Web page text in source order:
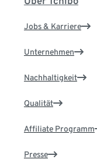
Jobs & Karriere
Unternehmen
Nachhaltigkeit
Qualität
Affiliate Programm
Presse